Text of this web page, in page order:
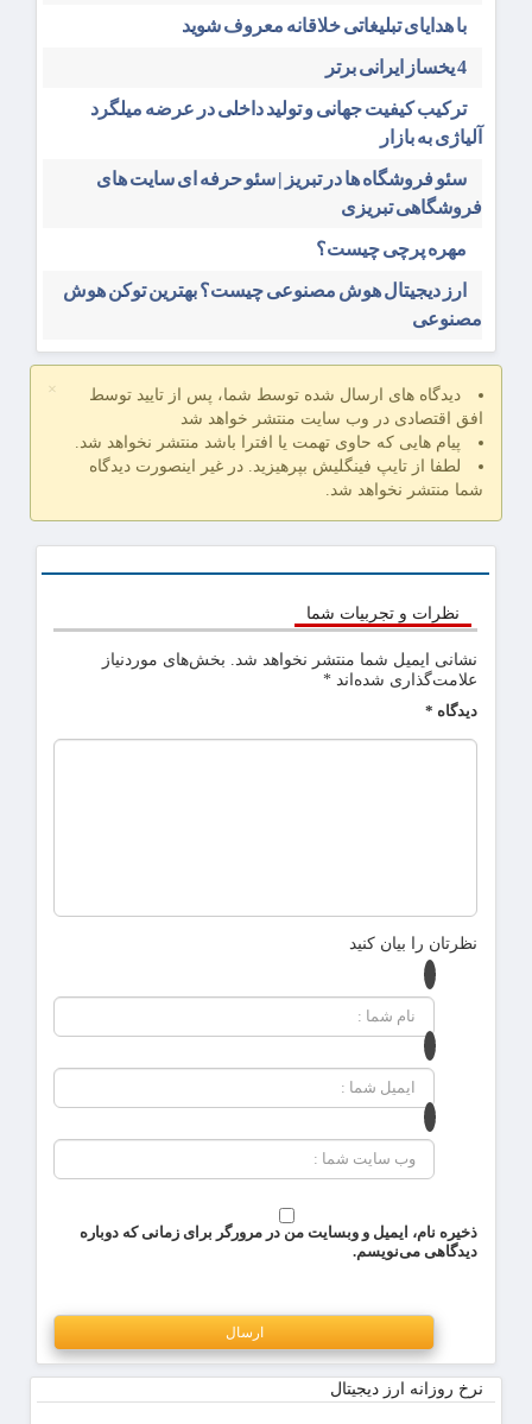
با هدایای تبلیغاتی خلاقانه معروف شوید
4 یخساز ایرانی برتر
ترکیب کیفیت جهانی و تولید داخلی در عرضه میلگرد
آلیاژی به بازار
سئو فروشگاه‌ ها در تبریز | سئو حرفه ای سایت های
فروشگاهی تبریزی
مهره پرچی چیست؟
ارز دیجیتال هوش مصنوعی چیست؟ بهترین توکن هوش
مصنوعی
×
دیدگاه های ارسال شده توسط شما، پس از تایید توسط
افق اقتصادی در وب سایت منتشر خواهد شد
پیام هایی که حاوی تهمت یا افترا باشد منتشر نخواهد شد.
لطفا از تایپ فینگلیش بپرهیزید. در غیر اینصورت دیدگاه
شما منتشر نخواهد شد.
نظرات و تجربیات شما
نشانی ایمیل شما منتشر نخواهد شد. بخش‌های موردنیاز
علامت‌گذاری شده‌اند *
دیدگاه *
نظرتان را بیان کنید
ذخیره نام، ایمیل و وبسایت من در مرورگر برای زمانی که دوباره
دیدگاهی می‌نویسم.
نرخ روزانه ارز دیجیتال